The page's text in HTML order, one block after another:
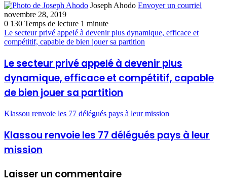
Joseph Ahodo Envoyer un courriel
novembre 28, 2019
0 130 Temps de lecture 1 minute
Le secteur privé appelé à devenir plus dynamique, efficace et
compétitif, capable de bien jouer sa partition
Le secteur privé appelé à devenir plus
dynamique, efficace et compétitif, capable
de bien jouer sa partition
Klassou renvoie les 77 délégués pays à leur mission
Klassou renvoie les 77 délégués pays à leur
mission
Laisser un commentaire